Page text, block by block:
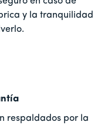
y la tranquilidad
respaldados por la